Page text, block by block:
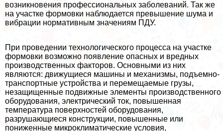
возникновения профессиональных заболеваний. Так же
на участке формовки наблюдается превышение шума и
вибрации нормативным значениям ПДУ.
При проведении технологического процесса на участке
формовки возможно появление опасных и вредных
производственных факторов. Основными из них
являются: движущиеся машины и механизмы, подъемно-
трaнcпортные устройства и перемещаемые грузы,
незащищенные подвижные элементы производственного
оборудования, электрический ток, повышенная
температура поверхностей оборудования,
разрушающиеся конструкции, повышенные или
пониженные микроклиматические условия,